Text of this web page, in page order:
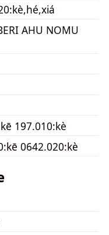
AHU NOMU
197.010:kè
0642.020:kè